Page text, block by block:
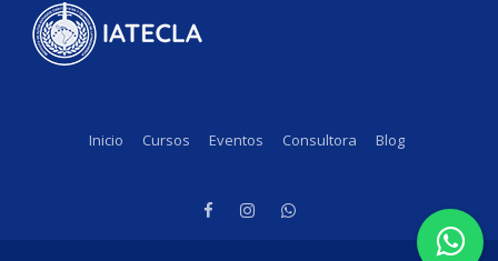
Inicio Cursos Eventos Consultora Blog